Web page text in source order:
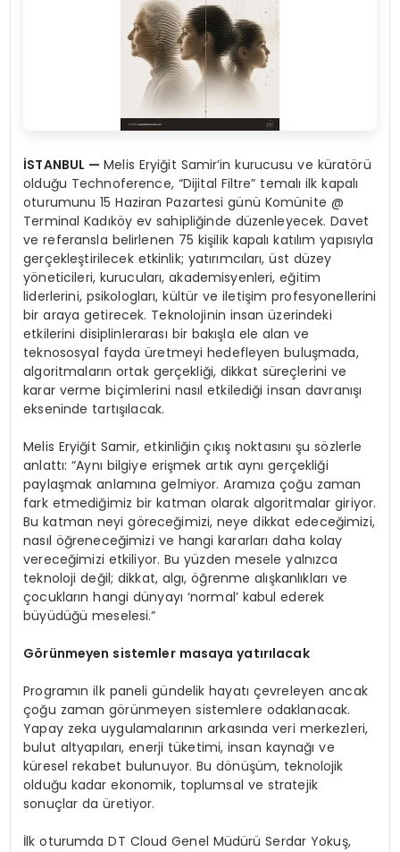
İSTANBUL —Melis Eryiğit Samir’in kurucusu ve küratörü
olduğu Technoference, “Dijital Filtre” temalı ilk kapalı
oturumunu 15 Haziran Pazartesi günü Komünite @
Terminal Kadıköy ev sahipliğinde düzenleyecek. Davet
ve referansla belirlenen 75 kişilik kapalı katılım yapısıyla
gerçekleştirilecek etkinlik; yatırımcıları, üst düzey
yöneticileri, kurucuları, akademisyenleri, eğitim
liderlerini, psikologları, kültür ve iletişim profesyonellerini
bir araya getirecek. Teknolojinin insan üzerindeki
etkilerini disiplinlerarası bir bakışla ele alan ve
teknososyal fayda üretmeyi hedefleyen buluşmada,
algoritmaların ortak gerçekliği, dikkat süreçlerini ve
karar verme biçimlerini nasıl etkilediği insan davranışı
ekseninde tartışılacak.
Melis Eryiğit Samir, etkinliğin çıkış noktasını şu sözlerle
anlattı: “Aynı bilgiye erişmek artık aynı gerçekliği
paylaşmak anlamına gelmiyor. Aramıza çoğu zaman
fark etmediğimiz bir katman olarak algoritmalar giriyor.
Bu katman neyi göreceğimizi, neye dikkat edeceğimizi,
nasıl öğreneceğimizi ve hangi kararları daha kolay
vereceğimizi etkiliyor. Bu yüzden mesele yalnızca
teknoloji değil; dikkat, algı, öğrenme alışkanlıkları ve
çocukların hangi dünyayı ‘normal’ kabul ederek
büyüdüğü meselesi.”
Görünmeyen sistemler masaya yatırılacak
Programın ilk paneli gündelik hayatı çevreleyen ancak
çoğu zaman görünmeyen sistemlere odaklanacak.
Yapay zeka uygulamalarının arkasında veri merkezleri,
bulut altyapıları, enerji tüketimi, insan kaynağı ve
küresel rekabet bulunuyor. Bu dönüşüm, teknolojik
olduğu kadar ekonomik, toplumsal ve stratejik
sonuçlar da üretiyor.
İlk oturumda DT Cloud Genel Müdürü Serdar Yokuş,